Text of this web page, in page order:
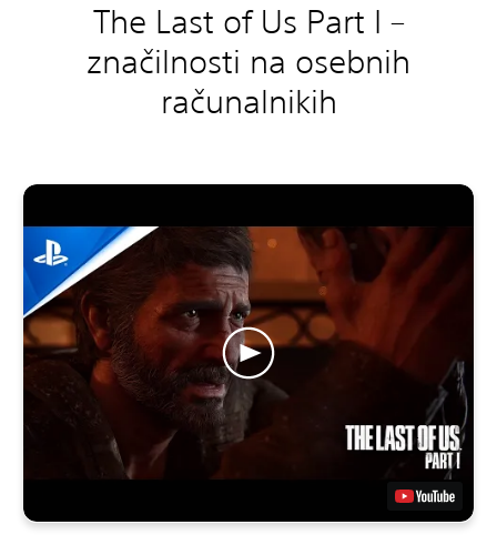
The Last of Us Part I –
značilnosti na osebnih
računalnikih